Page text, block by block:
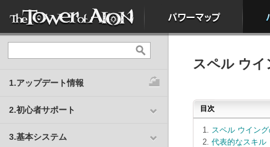
1.アップデート情報
2.初心者サポート
3.基本システム
スペル ウ
目次
スペル ウイン
代表的なスキル